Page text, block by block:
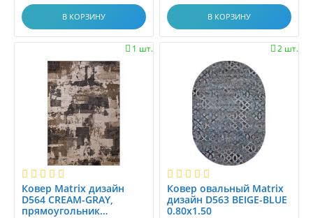
0.8x2.9
0.8x3.0
0.8x3.1
0.8x3.45
0.8x3.5
0.8x3.9
0.8x4.0
0.8x4.15
0.8x4.5
0.8x5.0
0.8x5.5
0.8x6.0
В КОРЗИНУ В КОРЗИНУ
1 шт.

Ковер Matrix дизайн
D564 CREAM-GRAY,
прямоугольник
2 шт.

Ковер овальный Matrix
дизайн D563 BEIGE-BLUE
0.80x1.50